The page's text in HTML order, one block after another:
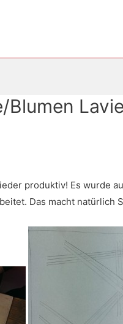
produktiv! Es wurde
Das macht